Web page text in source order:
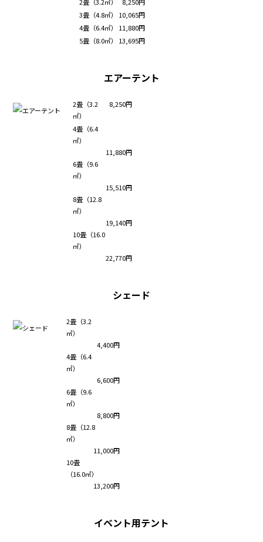
3畳（4.8㎡）
10,065円
4畳（6.4㎡）
11,880円
5畳（8.0㎡）
13,695円
エアーテント
2畳（3.2
㎡）
8,250円
4畳（6.4
㎡）
11,880円
6畳（9.6
㎡）
15,510円
8畳（12.8
㎡）
19,140円
10畳（16.0
㎡）
22,770円
シェード
2畳（3.2
㎡）
4,400円
4畳（6.4
㎡）
6,600円
6畳（9.6
㎡）
8,800円
8畳（12.8
㎡）
11,000円
10畳
（16.0㎡）
13,200円
イベント用テント